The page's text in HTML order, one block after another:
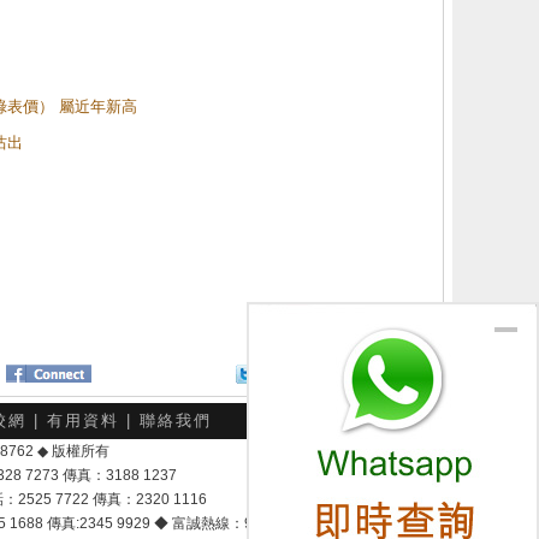
表價） 屬近年新高
出
分享給朋友
網 有用資料 聯絡我們
◆ 版權所有
7273 傳真：3188 1237
2525 7722 傳真：2320 1116
傳真:2345 9929 ◆ 富誠熱線：9337 9028